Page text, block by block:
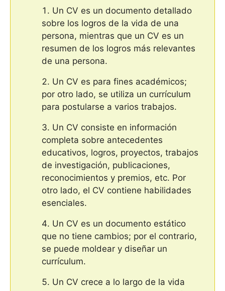
Un CV es un documento detallado
sobre los logros de la vida de una
persona, mientras que un CV es un
resumen de los logros más relevantes
de una persona.
Un CV es para fines académicos;
por otro lado, se utiliza un currículum
para postularse a varios trabajos.
Un CV consiste en información
completa sobre antecedentes
educativos, logros, proyectos, trabajos
de investigación, publicaciones,
reconocimientos y premios, etc. Por
otro lado, el CV contiene habilidades
esenciales.
Un CV es un documento estático
que no tiene cambios; por el contrario,
se puede moldear y diseñar un
currículum.
Un CV crece a lo largo de la vida